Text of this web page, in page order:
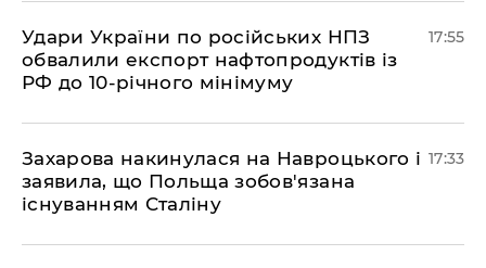
​Удари України по російських НПЗ
обвалили експорт нафтопродуктів із
РФ до 10-річного мінімуму
17:55
​Захарова накинулася на Навроцького і
заявила, що Польща зобов'язана
існуванням Сталіну
17:33